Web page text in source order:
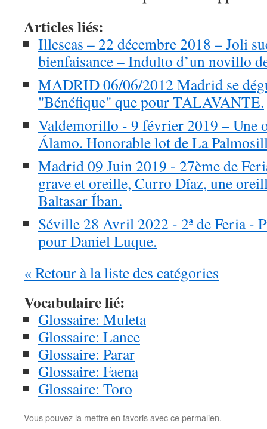
Articles liés:
Illescas – 22 décembre 2018 – Joli
bienfaisance – Indulto d’un novillo
MADRID 06/06/2012 Madrid se
"Bénéfique" que pour TALAVANTE.
Valdemorillo - 9 février 2019 – Une
Álamo. Honorable lot de La
Madrid 09 Juin 2019 - 27ème de
grave et oreille, Curro Díaz, une
Baltasar Íban.
Séville 28 Avril 2022 - 2ª de Feria -
pour Daniel Luque.
« Retour à la liste des catégories
Vocabulaire lié:
Glossaire: Muleta
Glossaire: Lance
Glossaire: Parar
Glossaire: Faena
Glossaire: Toro
Vous pouvez la mettre en favoris avecce permalien.